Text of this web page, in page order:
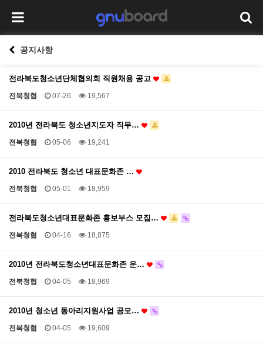
공지사항
전라북도청소년단체협의회 직원채용 공고
전북청협 07-26 19,567
2010년 전라북도 청소년지도자 직무…
전북청협 05-06 19,241
2010 전라북도 청소년 대표문화존 …
전북청협 05-01 18,959
전라북도청소년대표문화존 홍보부스 모집…
전북청협 04-16 18,875
2010년 전라북도청소년대표문화존 운…
전북청협 04-05 18,969
2010년 청소년 동아리지원사업 공모…
전북청협 04-05 19,609